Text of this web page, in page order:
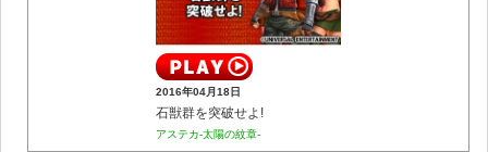
2016年04月18日
石獣群を突破せよ!
アステカ-太陽の紋章-